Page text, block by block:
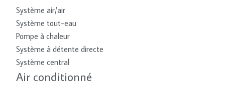
Système air/air
Système tout-eau
Pompe à chaleur
Système à détente directe
Système central
Air conditionné